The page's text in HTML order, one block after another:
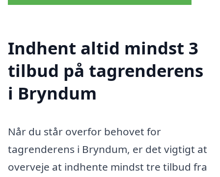
Indhent altid mindst 3
tilbud på tagrenderens
i Bryndum
Når du står overfor behovet for
tagrenderens i Bryndum, er det vigtigt at
overveje at indhente mindst tre tilbud fra